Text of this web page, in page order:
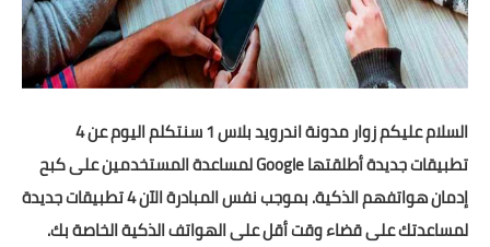
اخبار التقنية
معلومات ونصائح
السلام عليكم زوار مدونة اندرويد بلاس 1 سنتكلم اليوم عن 4
تطبيقات جديدة أطلقتها Google
لمساعدة المستخدمين على كبح
إدمان هواتفهم الذكية. بموجب نفس المبادرة الآن 4 تطبيقات جديدة
لمساعدتك على قضاء وقت أقل على الهواتف الذكية الخاصة بك.